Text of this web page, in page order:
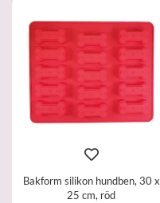
Bakform silikon hundben, 30 x
25 cm, röd